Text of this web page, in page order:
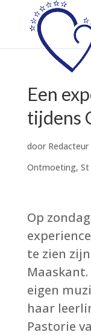
Een
tijdens
door
Ontmoeting,
Op
te zien
eigen
haar
Pastorie